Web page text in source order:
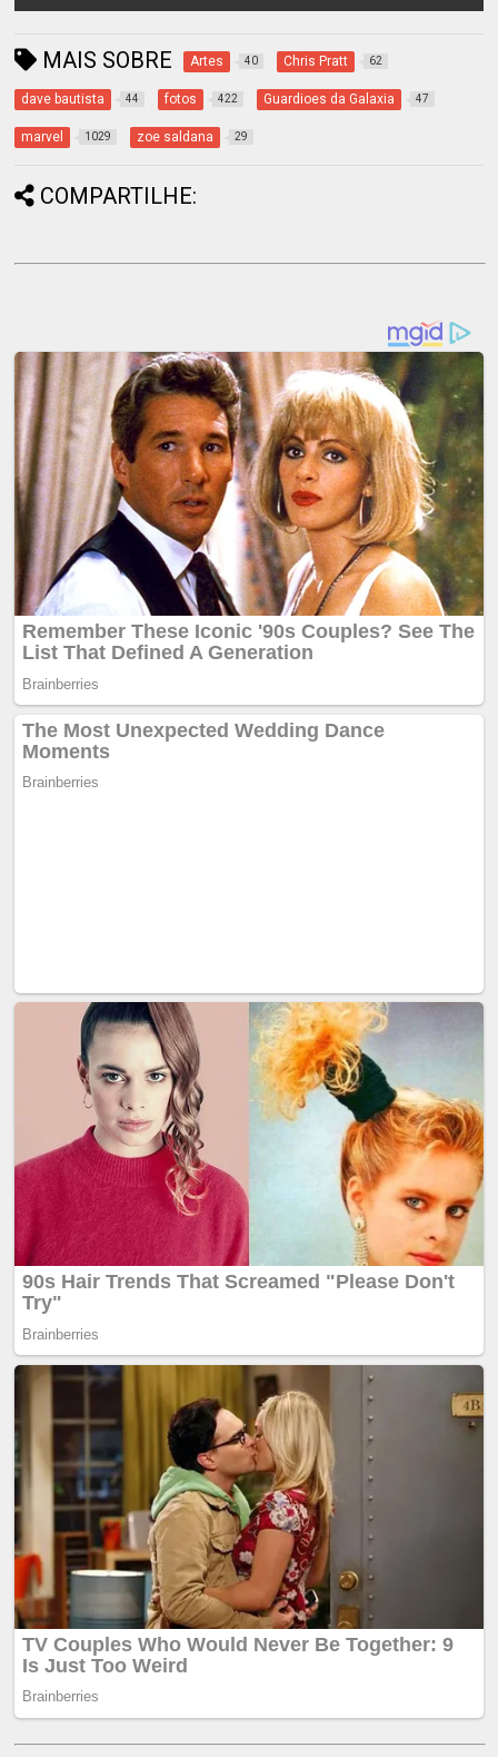
MAIS SOBRE Artes 40 Chris Pratt 62
dave bautista 44 fotos 422 Guardioes da Galaxia 47
marvel 1029 zoe saldana 29
COMPARTILHE: